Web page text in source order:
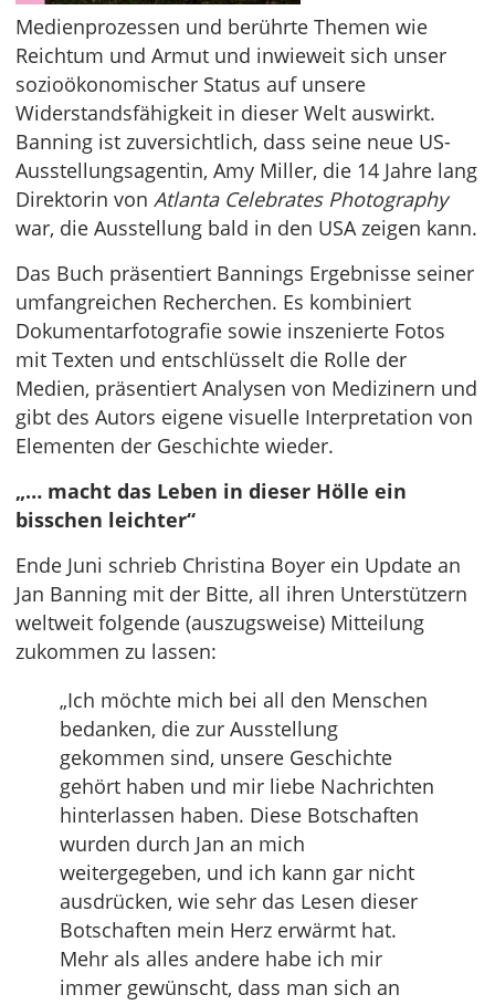
Medienprozessen und berührte Themen wie
Reichtum und Armut und inwieweit sich unser
sozioökonomischer Status auf unsere
Widerstandsfähigkeit in dieser Welt auswirkt.
Banning ist zuversichtlich, dass seine neue US-
Ausstellungsagentin, Amy Miller, die 14 Jahre lang
Direktorin von Atlanta Celebrates Photography
war, die Ausstellung bald in den USA zeigen kann.
Das Buch präsentiert Bannings Ergebnisse seiner
umfangreichen Recherchen. Es kombiniert
Dokumentarfotografie sowie inszenierte Fotos
mit Texten und entschlüsselt die Rolle der
Medien, präsentiert Analysen von Medizinern und
gibt des Autors eigene visuelle Interpretation von
Elementen der Geschichte wieder.
„… macht das Leben in dieser Hölle ein
bisschen leichter“
Ende Juni schrieb Christina Boyer ein Update an
Jan Banning mit der Bitte, all ihren Unterstützern
weltweit folgende (auszugsweise) Mitteilung
zukommen zu lassen:
„Ich möchte mich bei all den Menschen
bedanken, die zur Ausstellung
gekommen sind, unsere Geschichte
gehört haben und mir liebe Nachrichten
hinterlassen haben. Diese Botschaften
wurden durch Jan an mich
weitergegeben, und ich kann gar nicht
ausdrücken, wie sehr das Lesen dieser
Botschaften mein Herz erwärmt hat.
Mehr als alles andere habe ich mir
immer gewünscht, dass man sich an